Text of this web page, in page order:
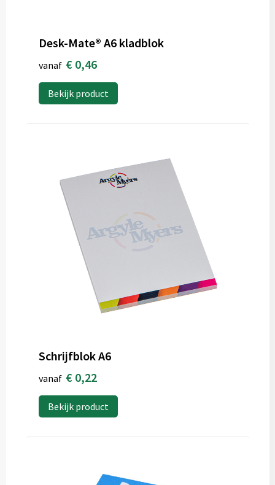
Desk-Mate® A6 kladblok
vanaf € 0,46
Bekijk product
Schrijfblok A6
vanaf € 0,22
Bekijk product